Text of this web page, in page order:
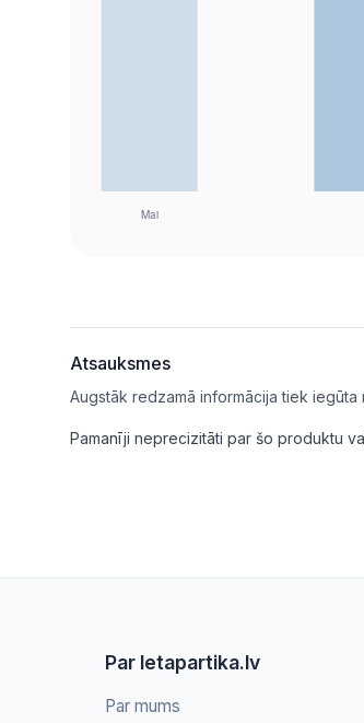
Atsauksmes
Augstāk redzamā informācija tiek
Pamanīji neprecizitāti par šo produktu
Par letapartika.lv
Par mums